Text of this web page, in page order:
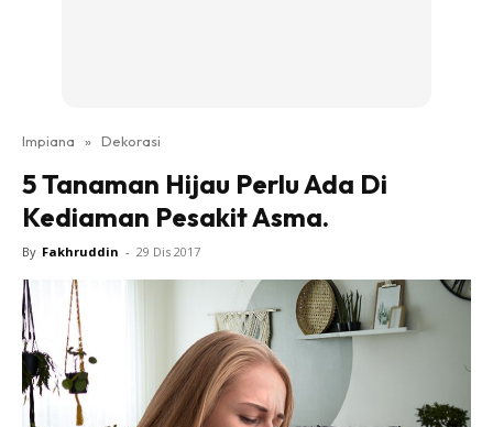
Ruang Makan
Ruang Tamu
Direktori
Interior Design
DIY
Bilik Tidur
Impiana » Dekorasi
5 Tanaman Hijau Perlu Ada Di
Kediaman Pesakit Asma.
By Fakhruddin - 29 Dis 2017